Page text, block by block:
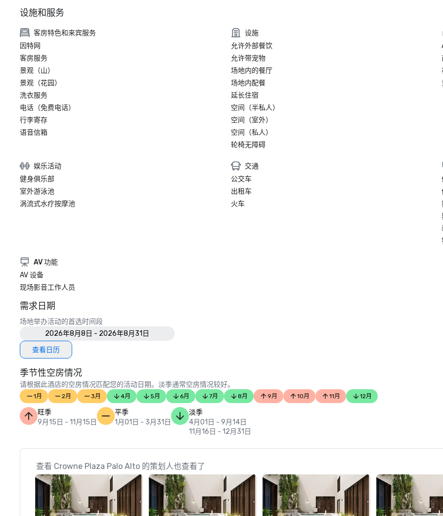
设施和服务
客房特色和来宾服务
因特网
客房服务
景观（山）
景观（花园）
洗衣服务
电话（免费电话）
行李寄存
语音信箱
设施
允许外部餐饮
允许带宠物
场地内的餐厅
场地内配餐
延长住宿
空间（半私人）
空间（室外）
空间（私人）
轮椅无障碍
娱乐活动
健身俱乐部
室外游泳池
涡流式水疗按摩池
交通
公交车
出租车
火车
AV 功能
AV 设备
现场影音工作人员
需求日期
场地举办活动的首选时间段
2026年8月8日 - 2026年8月31日
查看日历
季节性空房情况
请根据此酒店的空房情况匹配您的活动日期。淡季通常空房情况较好。
1月 2月 3月 4月 5月 6月 7月 8月 9月 10月 11月 12月
旺季
9月15日 - 11月15日
平季
1月01日 - 3月31日
淡季
4月01日 - 9月14日
11月16日 - 12月31日
查看 Crowne Plaza Palo Alto 的策划人也查看了